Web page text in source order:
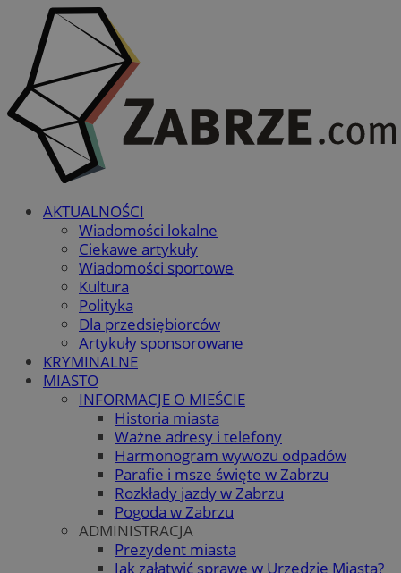
AKTUALNOŚCI
Wiadomości lokalne
Ciekawe artykuły
Wiadomości sportowe
Kultura
Polityka
Dla przedsiębiorców
Artykuły sponsorowane
KRYMINALNE
MIASTO
INFORMACJE O MIEŚCIE
Historia miasta
Ważne adresy i telefony
Harmonogram wywozu odpadów
Parafie i msze święte w Zabrzu
Rozkłady jazdy w Zabrzu
Pogoda w Zabrzu
ADMINISTRACJA
Prezydent miasta
Jak załatwić sprawę w Urzędzie Miasta?